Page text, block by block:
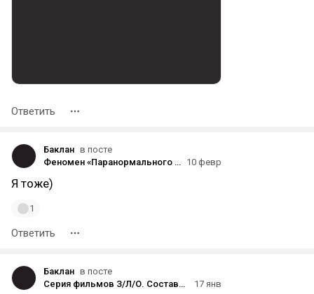
Ответить
Баклан в посте
Феномен «Паранормального явления»: как создавали самый прибыльный фильм в истории кино 10 февр
Я тоже)
1
Ответить
Баклан в посте
Серия фильмов З/Л/О. Составляем рейтинг.
17 янв